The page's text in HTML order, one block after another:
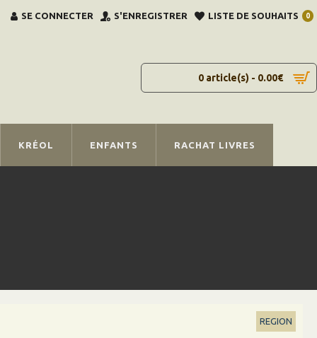
SE CONNECTER S'ENREGISTRER LISTE DE SOUHAITS 0
0 article(s) - 0.00€
KRÉOL ENFANTS RACHAT LIVRES
REGION